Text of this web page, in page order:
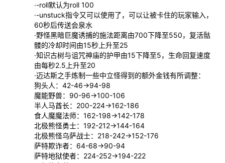
·-roll默认为roll 100
·-unstuck指令又可以使用了，可以让被卡住的玩家输入，
60秒后传送会泉水
·野怪黑暗巨魔诱捕的施法距离由700下降至550，复活骷
髅的冷却时间由15秒上升至25
·知识古树与诅咒神庙的护甲由15下降至5，生命回复速度
由每秒2.5上升至20
·迈达斯之手炼制一些中立怪得到的额外金钱有所调整：
狗头人：42-46->94-98
魔能野兽：90-96->100-106
半人马酋长：200-224->162-186
食人魔魔法师：162-198->142-178
北极熊怪勇士：192-212->144-164
北极熊怪乌萨战士：218-242->152-176
萨特欺诈者：64-68->90-94
萨特地狱使者：224-252->194-222